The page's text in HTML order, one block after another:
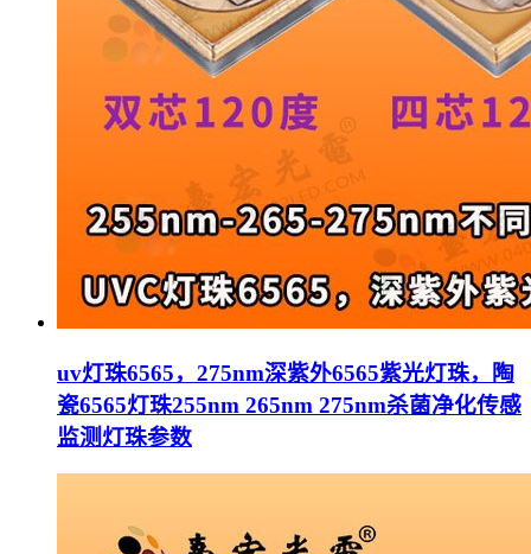
uv灯珠6565，275nm深紫外6565紫光灯珠，陶
瓷6565灯珠255nm 265nm 275nm杀菌净化传感
监测灯珠参数